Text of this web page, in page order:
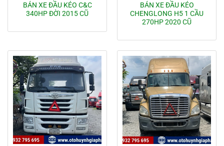
BÁN XE ĐẦU KÉO C&C
340HP ĐỜI 2015 CŨ
BÁN XE ĐẦU KÉO
CHENGLONG H5 1 CẦU
270HP 2020 CŨ